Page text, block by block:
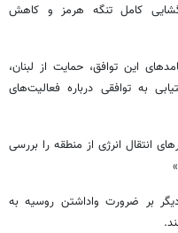
کامل تنگه هرمز و کاهش
این توافق، حمایت از لبنان،
به توافقی درباره فعالیت‌های
انتقال انرژی از منطقه را بررسی
دیگر بر ضرورت واداشتن روسیه به